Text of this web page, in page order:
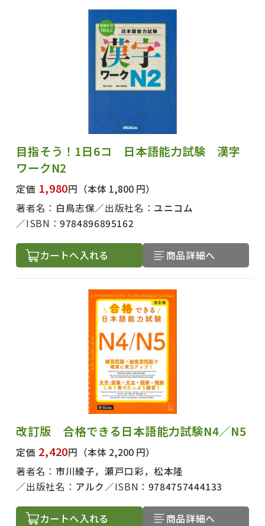
目指そう！1日6コ 日本語能力試験 漢字
ワークN2
定価 1,980円 （本体 1,800 円）
著者名： 白鳥志保 出版社名： ユニコム
ISBN：9784896895162
カートへ入れる 商品詳細へ
改訂版 合格できる日本語能力試験N4／N5
定価 2,420円 （本体 2,200 円）
著者名： 市川綾子，瀬戸口彩，松本隆
出版社名： アルク ISBN： 9784757444133
カートへ入れる 商品詳細へ